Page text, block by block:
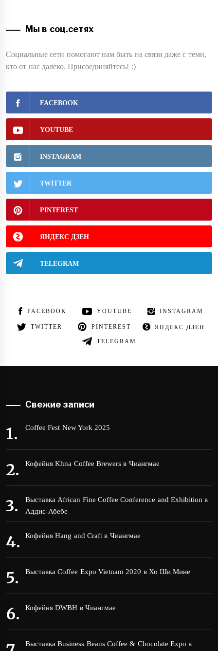
Мы в соц.сетях
Социальные сети помогают нам быть на связи даже с теми,
кто от нас далеко. Присоединяйтесь! :)
FACEBOOK
YOUTUBE
INSTAGRAM
TWITTER
PINTEREST
ЯНДЕКС ДЗЕН
TELEGRAM
FACEBOOK YOUTUBE INSTAGRAM
TWITTER PINTEREST ЯНДЕКС ДЗЕН
TELEGRAM
Свежие записи
Coffee Fest New York 2025
Кофейня Khna Coffee Brewers в Чиангмае
Выставка African Fine Coffee Conference and Exhibition в
Аддис-Абебе
Кофейня Hang and Craft в Чиангмае
Выставка Coffee Expo Vietnam 2020 в Хо Ши Мине
Кофейня DWBH в Чиангмае
Выставка Business Beans Coffee & Chocolate Expo в